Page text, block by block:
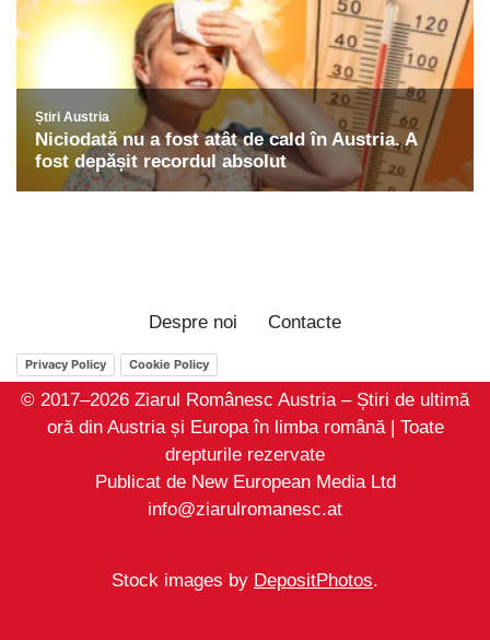
Despre noi Contacte
Privacy Policy Cookie Policy
© 2017–2026 Ziarul Românesc Austria – Știri de ultimă
oră din Austria și Europa în limba română | Toate
drepturile rezervate
Publicat de New European Media Ltd
info@ziarulromanesc.at
Stock images by DepositPhotos.